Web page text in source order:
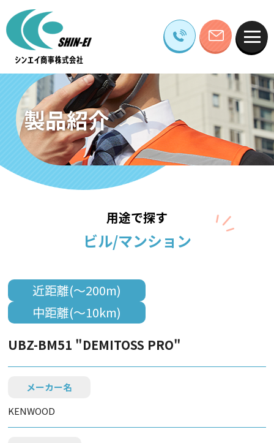
製品紹介
用途で探す
ビル/マンション
近距離(～200m)
中距離(～10km)
UBZ-BM51 "DEMITOSS PRO"
メーカー名
KENWOOD